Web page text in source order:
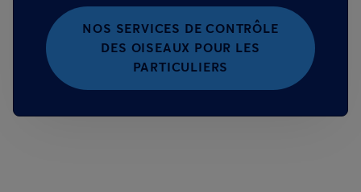
NOS SERVICES DE CONTRÔLE
DES OISEAUX POUR LES
PARTICULIERS